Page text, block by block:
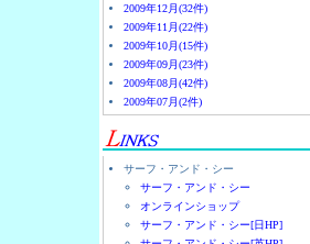
2009年12月(32件)
2009年11月(22件)
2009年10月(15件)
2009年09月(23件)
2009年08月(42件)
2009年07月(2件)
サーフ・アンド・シー
サーフ・アンド・シー
オンラインショップ
サーフ・アンド・シー[日HP]